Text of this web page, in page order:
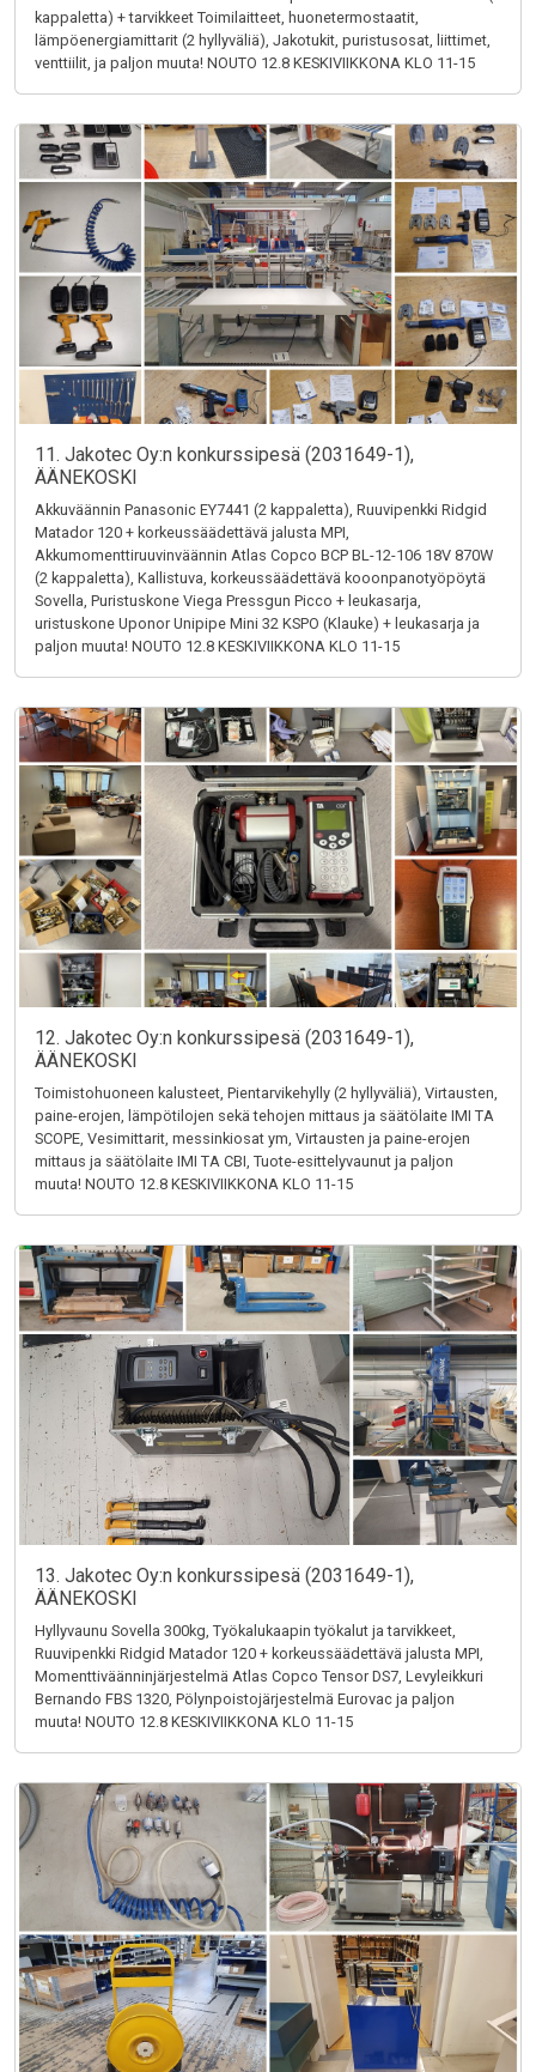
kappaletta) + tarvikkeet Toimilaitteet, huonetermostaatit,
lämpöenergiamittarit (2 hyllyväliä), Jakotukit, puristusosat, liittimet,
venttiilit, ja paljon muuta! NOUTO 12.8 KESKIVIIKKONA KLO 11-15
11. Jakotec Oy:n konkurssipesä (2031649-1),
ÄÄNEKOSKI
Akkuväännin Panasonic EY7441 (2 kappaletta), Ruuvipenkki Ridgid
Matador 120 + korkeussäädettävä jalusta MPI,
Akkumomenttiruuvinväännin Atlas Copco BCP BL-12-106 18V 870W
(2 kappaletta), Kallistuva, korkeussäädettävä kooonpanotyöpöytä
Sovella, Puristuskone Viega Pressgun Picco + leukasarja,
uristuskone Uponor Unipipe Mini 32 KSPO (Klauke) + leukasarja ja
paljon muuta! NOUTO 12.8 KESKIVIIKKONA KLO 11-15
12. Jakotec Oy:n konkurssipesä (2031649-1),
ÄÄNEKOSKI
Toimistohuoneen kalusteet, Pientarvikehylly (2 hyllyväliä), Virtausten,
paine-erojen, lämpötilojen sekä tehojen mittaus ja säätölaite IMI TA
SCOPE, Vesimittarit, messinkiosat ym, Virtausten ja paine-erojen
mittaus ja säätölaite IMI TA CBI, Tuote-esittelyvaunut ja paljon
muuta! NOUTO 12.8 KESKIVIIKKONA KLO 11-15
13. Jakotec Oy:n konkurssipesä (2031649-1),
ÄÄNEKOSKI
Hyllyvaunu Sovella 300kg, Työkalukaapin työkalut ja tarvikkeet,
Ruuvipenkki Ridgid Matador 120 + korkeussäädettävä jalusta MPI,
Momenttiväänninjärjestelmä Atlas Copco Tensor DS7, Levyleikkuri
Bernando FBS 1320, Pölynpoistojärjestelmä Eurovac ja paljon
muuta! NOUTO 12.8 KESKIVIIKKONA KLO 11-15